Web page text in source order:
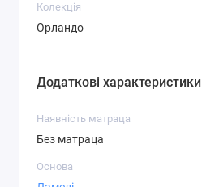
Колекція
Орландо
Додаткові характеристики
Наявність матраца
Без матраца
Основа